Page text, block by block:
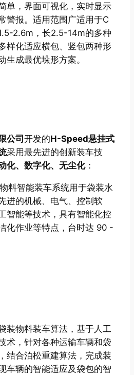
单，界面可视化，实时显示
警报。适用范围广适用于C
2.6m，长2.5-14m的多种
样化适应横包、竖包两种形
生成最优垛形方案。
公司开发的H-Speed悬挂式
采用最先进的创新装车技
化、数字化、无尘化：
料智能装车系统用于袋装水
进的机械、电气、控制软
智能等技术，具有智能化控
化作业等特点，台时达 90 -
装物料装车算法，基于人工
术，针对各种运输车辆和袋
结合泊松重建算法，完成装
车辆的智能适应及袋包的智